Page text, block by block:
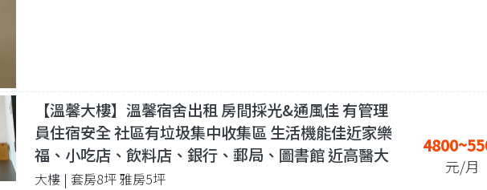
【溫馨大樓】溫馨宿舍出租 房間採光&通風佳 有管理
員住宿安全 社區有垃圾集中收集區 生活機能佳近家樂
福、小吃店、飲料店、銀行、郵局、圖書館 近高醫大
大樓 | 套房8坪 雅房5坪
元/月